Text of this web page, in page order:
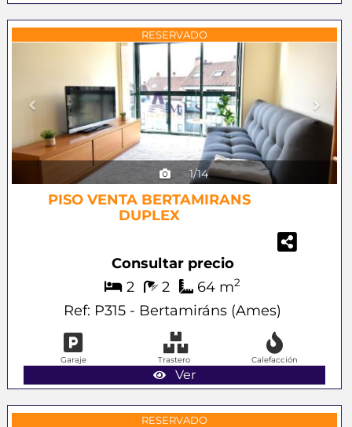
RESERVADO
1/14
PISO VENTA BERTAMIRANS
DUPLEX
Consultar precio
2
2 64 m2
Ref: P315 - Bertamiráns (Ames)
Ver
Garaje Trastero Calefacción
RESERVADO